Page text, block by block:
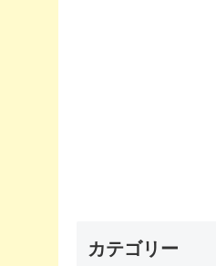
カテゴリー